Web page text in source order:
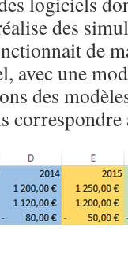
des
de
avec une
des
correspondre